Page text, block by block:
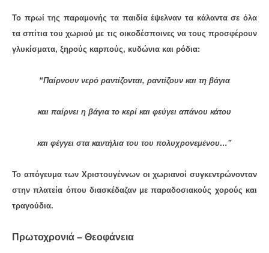
Το πρωί της παραμονής τα παιδία έψελναν τα κάλαντα σε όλα
τα σπίτια του χωριού με τις οικοδέσποινες να τους προσφέρουν
γλυκίσματα, ξηρούς καρπούς, κυδώνια και ρόδια:
“Παίρνουν νερό ραντίζονται, ραντίζουν και τη βάγια
και παίρνει η βάγια το κερί και φεύγει απάνου κάτου
και φέγγει στα καντήλια του του πολυχρονεμένου…”
Το απόγευμα των Χριστουγέννων οι χωριανοί συγκεντρώνονταν
στην πλατεία όπου διασκέδαζαν με παραδοσιακούς χορούς και
τραγούδια.
Πρωτοχρονιά – Θεοφάνεια